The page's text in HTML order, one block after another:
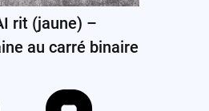
rit (jaune) –
au carré binaire